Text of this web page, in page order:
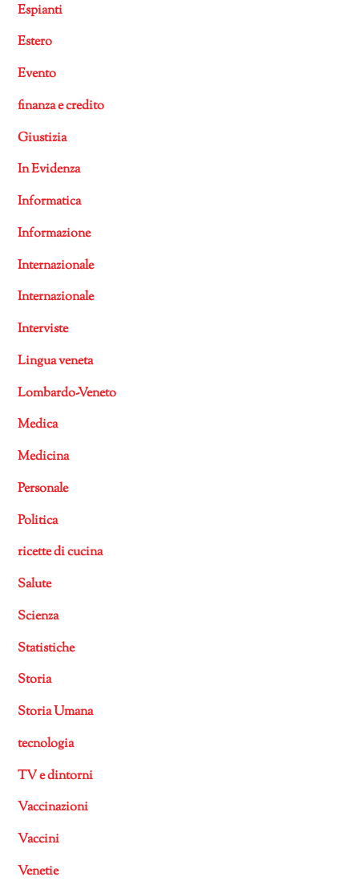
Espianti
Estero
Evento
finanza e credito
Giustizia
In Evidenza
Informatica
Informazione
Internazionale
Internazionale
Interviste
Lingua veneta
Lombardo-Veneto
Medica
Medicina
Personale
Politica
ricette di cucina
Salute
Scienza
Statistiche
Storia
Storia Umana
tecnologia
TV e dintorni
Vaccinazioni
Vaccini
Venetie